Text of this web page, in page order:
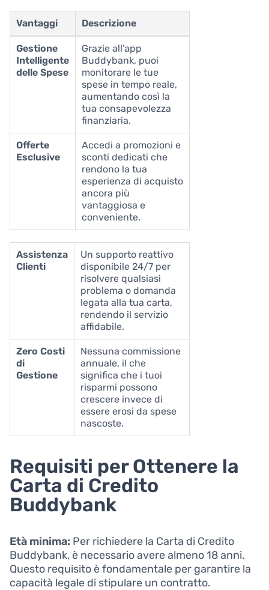
Vantaggi Descrizione
Gestione
Intelligente
delle Spese
Grazie all’app
Buddybank, puoi
monitorare le tue
spese in tempo reale,
aumentando così la
tua consapevolezza
finanziaria.
Offerte
Esclusive
Accedi a promozioni e
sconti dedicati che
rendono la tua
esperienza di acquisto
ancora più
vantaggiosa e
conveniente.
Assistenza
Clienti
Un supporto reattivo
disponibile 24/7 per
risolvere qualsiasi
problema o domanda
legata alla tua carta,
rendendo il servizio
affidabile.
Zero Costi
di
Gestione
Nessuna commissione
annuale, il che
significa che i tuoi
risparmi possono
crescere invece di
essere erosi da spese
nascoste.
Requisiti per Ottenere la
Carta di Credito
Buddybank
Età minima: Per richiedere la Carta di Credito
Buddybank, è necessario avere almeno 18 anni.
Questo requisito è fondamentale per garantire la
capacità legale di stipulare un contratto.